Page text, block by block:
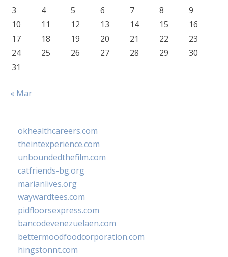
3
4 5 6 7 8
9
10
11 12 13 14 15
16
17
18 19 20 21 22
23
24
25 26 27 28 29
30
31
« Mar
okhealthcareers.com
theintexperience.com
unboundedthefilm.com
catfriends-bg.org
marianlives.org
waywardtees.com
pidfloorsexpress.com
bancodevenezuelaen.com
bettermoodfoodcorporation.com
hingstonnt.com